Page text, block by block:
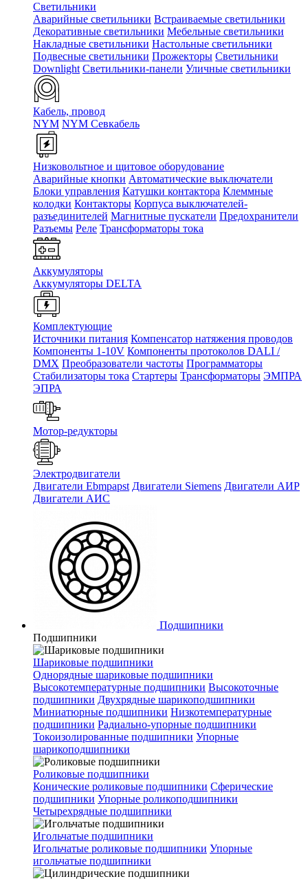
Светильники
Аварийные светильники Встраиваемые светильники
Декоративные светильники Мебельные светильники
Накладные светильники Настольные светильники
Подвесные светильники Прожекторы Светильники
Downlight Светильники-панели Уличные светильники
Кабель, провод
NYM NYM Севкабель
Низковольтное и щитовое оборудование
Аварийные кнопки Автоматические выключатели
Блоки управления Катушки контактора Клеммные
колодки Контакторы Корпуса выключателей-
разъединителей Магнитные пускатели Предохранители
Разъемы Реле Трансформаторы тока
Аккумуляторы
Аккумуляторы DELTA
Комплектующие
Источники питания Компенсатор натяжения проводов
Компоненты 1-10V Компоненты протоколов DALI /
DMX Преобразователи частоты Программаторы
Стабилизаторы тока Стартеры Трансформаторы ЭМПРА
ЭПРА
Мотор-редукторы
Электродвигатели
Двигатели Ebmpapst Двигатели Siemens Двигатели АИР
Двигатели АИС
Подшипники
Подшипники
Шариковые подшипники
Однорядные шариковые подшипники
Высокотемпературные подшипники Высокоточные
подшипники Двухрядные шарикоподшипники
Миниатюрные подшипники Низкотемпературные
подшипники Радиально-упорные подшипники
Токоизолированные подшипники Упорные
шарикоподшипники
Роликовые подшипники
Конические роликовые подшипники Сферические
подшипники Упорные роликоподшипники
Четырехрядные подшипники
Игольчатые подшипники
Игольчатые роликовые подшипники Упорные
игольчатые подшипники